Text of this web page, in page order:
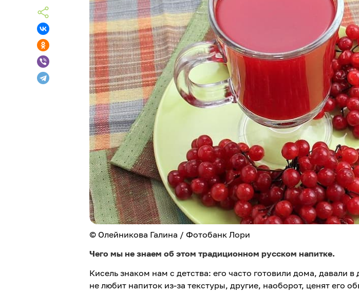
© Олейникова Галина / Фотобанк Лори
Чего мы не знаем об этом традиционном русском напитке.
Кисель знаком нам с детства: его часто готовили дома, давали
не любит напиток из-за текстуры, другие, наоборот, ценят его